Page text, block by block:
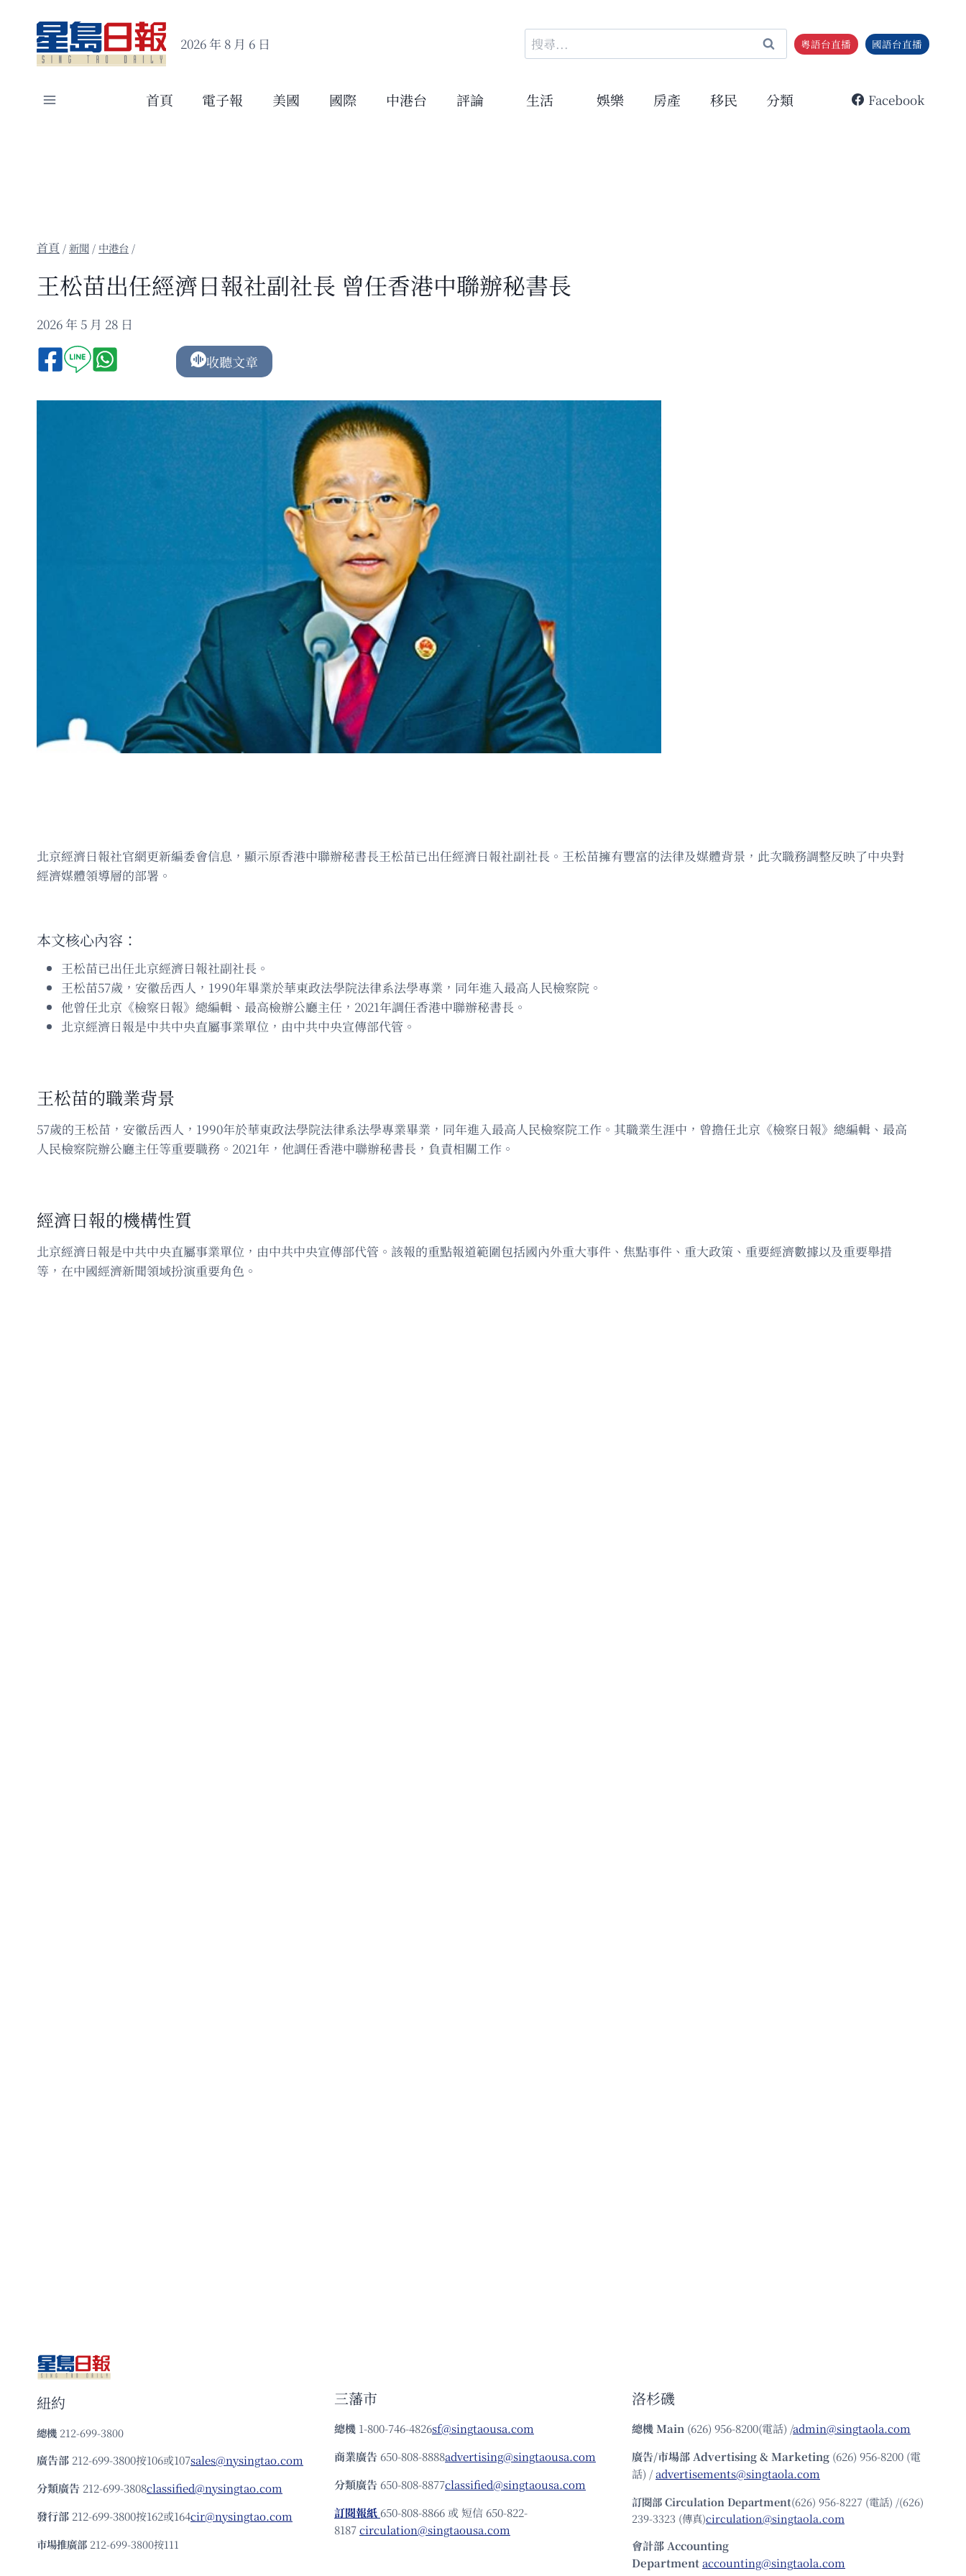
content
2026 年 8 月 6 日
搜
尋
鍵
粵語台直播 國語台直播
首頁 電子報 美國 國際 中港台 評論 生活 娛樂 房產 移民 分類 Facebook
/新聞 / 中港台 /
王松苗出任經濟日報社副社長 曾任香港中聯辦秘書長
2026 年 5 月 28 日
收聽文章
北京經濟日報社官網更新編委會信息，顯示原香港中聯辦秘書長王松苗已出任經濟日報社副社長。王松苗擁有豐富的法律及媒體背景，此次職務調整反映了中央對
經濟媒體領導層的部署。
本文核心內容：
王松苗已出任北京經濟日報社副社長。
王松苗57歲，安徽岳西人，1990年畢業於華東政法學院法律系法學專業，同年進入最高人民檢察院。
他曾任北京《檢察日報》總編輯、最高檢辦公廳主任，2021年調任香港中聯辦秘書長。
北京經濟日報是中共中央直屬事業單位，由中共中央宣傳部代管。
王松苗的職業背景
57歲的王松苗，安徽岳西人，1990年於華東政法學院法律系法學專業畢業，同年進入最高人民檢察院工作。其職業生涯中，曾擔任北京《檢察日報》總編輯、最高
人民檢察院辦公廳主任等重要職務。2021年，他調任香港中聯辦秘書長，負責相關工作。
經濟日報的機構性質
北京經濟日報是中共中央直屬事業單位，由中共中央宣傳部代管。該報的重點報道範圍包括國內外重大事件、焦點事件、重大政策、重要經濟數據以及重要舉措
等，在中國經濟新聞領域扮演重要角色。
紐約
總機 212-699-3800
廣告部 212-699-3800按106或107sales@nysingtao.com
分類廣告 212-699-3808classified@nysingtao.com
發⾏部 212-699-3800按162或164cir@nysingtao.com
市場推廣部 212-699-3800按111
三藩市
總機 1-800-746-4826sf@singtaousa.com
商業廣告 650-808-8888advertising@singtaousa.com
分類廣告 650-808-8877classified@singtaousa.com
訂閱報紙 650-808-8866 或 短信 650-822-
8187circulation@singtaousa.com
洛杉磯
總機Main (626) 956-8200(電話) /admin@singtaola.com
廣告/市場部Advertising & Marketing (626) 956-8200 (電
話) /advertisements@singtaola.com
訂閱部 Circulation Department(626) 956-8227 (電話) /(626)
239-3323 (傳真)circulation@singtaola.com
會計部 Accounting
Departmentaccounting@singtaola.com